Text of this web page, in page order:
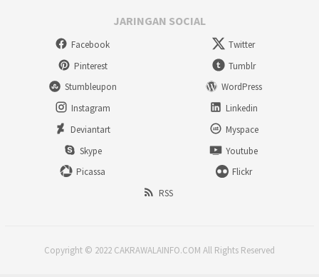
JARINGAN SOCIAL
Facebook
Twitter
Pinterest
Tumblr
Stumbleupon
WordPress
Instagram
Linkedin
Deviantart
Myspace
Skype
Youtube
Picassa
Flickr
RSS
Copyright © 2022 CAKRAWALAINFO.COM All Rights Reserved